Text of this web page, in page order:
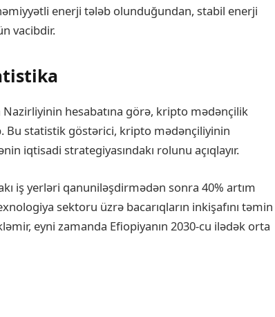
enerji tələb olunduğundan, stabil enerji
vacibdir.
hesabatına görə, kripto mədənçilik
Bu statistik göstərici, kripto mədənçiliyinin
iqtisadi strategiyasındakı rolunu açıqlayır.
iş yerləri qanuniləşdirmədən sonra 40% artım
sektoru üzrə bacarıqların inkişafını təmin
eyni zamanda Efiopiyanın 2030-cu ilədək orta